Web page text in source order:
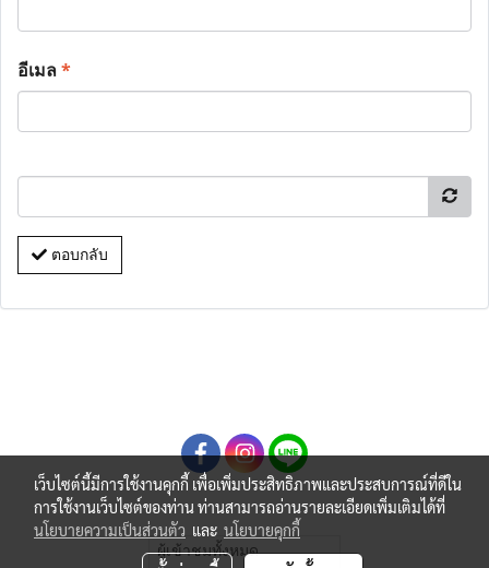
อีเมล*
ตอบกลับ
ผู้เข้าชมทั้งหมด
เว็บไซต์นี้มีการใช้งานคุกกี้ เพื่อเพิ่มประสิทธิภาพและประสบการณ์ที่ดีใน
การใช้งานเว็บไซต์ของท่าน ท่านสามารถอ่านรายละเอียดเพิ่มเติมได้ที่
นโยบายความเป็นส่วนตัว และ นโยบายคุกกี้